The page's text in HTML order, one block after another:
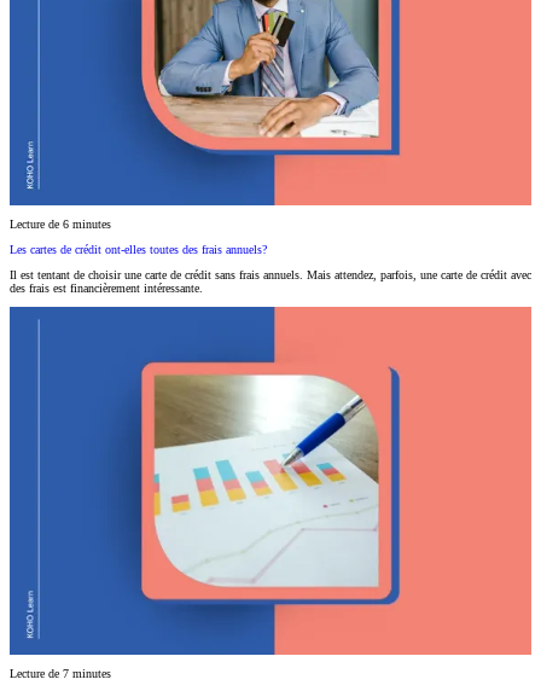
Lecture de 6 minutes
Les cartes de crédit ont-elles toutes des frais annuels?
Il est tentant de choisir une carte de crédit sans frais annuels. Mais attendez, parfois, une carte de crédit avec
des frais est financièrement intéressante.
Lecture de 7 minutes